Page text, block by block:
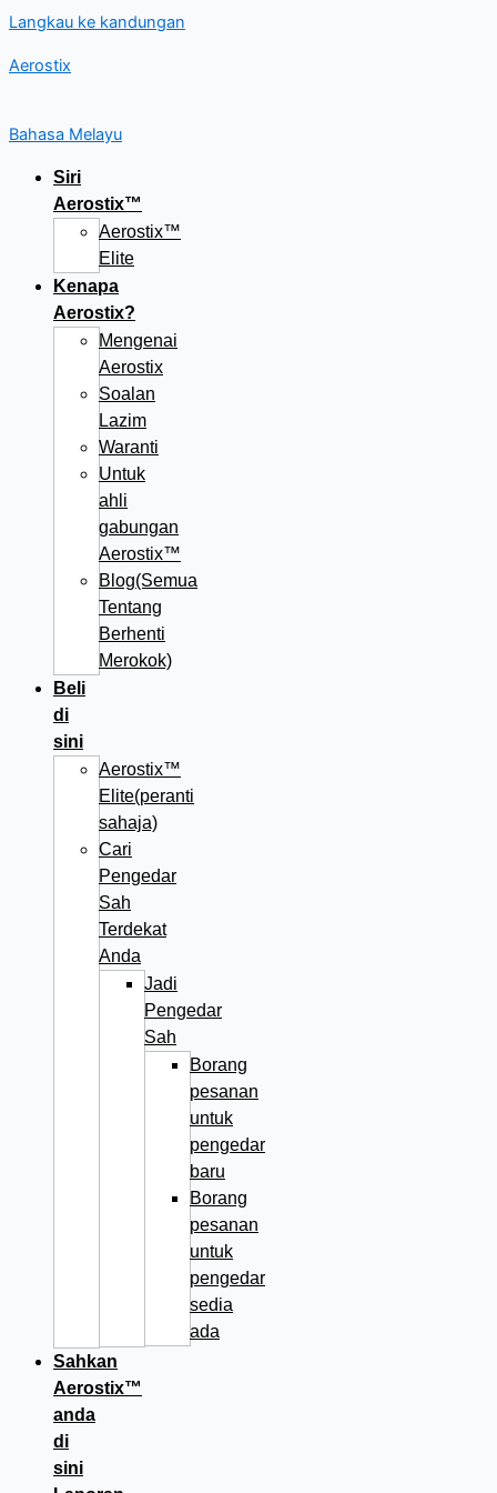
Langkau ke kandungan
Aerostix
Bahasa Melayu
Siri
Aerostix™
Aerostix™
Elite
Kenapa
Aerostix?
Mengenai
Aerostix
Soalan
Lazim
Waranti
Untuk
ahli
gabungan
Aerostix™
Blog(Semua
Tentang
Berhenti
Merokok)
Beli
di
sini
Aerostix™
Elite(peranti
sahaja)
Cari
Pengedar
Sah
Terdekat
Anda
Jadi
Pengedar
Sah
Borang
pesanan
untuk
pengedar
baru
Borang
pesanan
untuk
pengedar
sedia
ada
Sahkan
Aerostix™
anda
di
sini